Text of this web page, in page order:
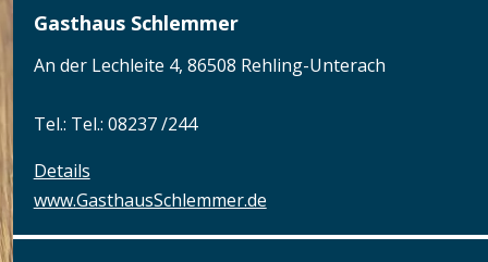
Gasthaus Schlemmer
An der Lechleite 4, 86508 Rehling-Unterach
Tel.: Tel.: 08237 /244
Details
www.GasthausSchlemmer.de